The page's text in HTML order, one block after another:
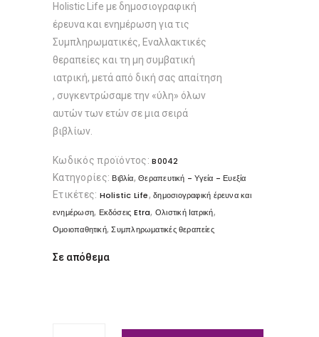
Holistic Life με δημοσιογραφική
έρευνα και ενημέρωση για τις
Συμπληρωματικές, Εναλλακτικές
θεραπείες και τη μη συμβατική
ιατρική, μετά από δική σας απαίτηση
, συγκεντρώσαμε την «ύλη» όλων
αυτών των ετών σε μια σειρά
βιβλίων.
Κωδικός προϊόντος:B0042
Κατηγορίες: Βιβλία,Θεραπευτική - Υγεία - Ευεξία
Ετικέτες: Holistic Life,δημοσιογραφική έρευνα και
ενημέρωση, Εκδόσεις Etra, Ολιστική Ιατρική,
Ομοιοπαθητική,Συμπληρωματικές θεραπείες
Σε απόθεμα